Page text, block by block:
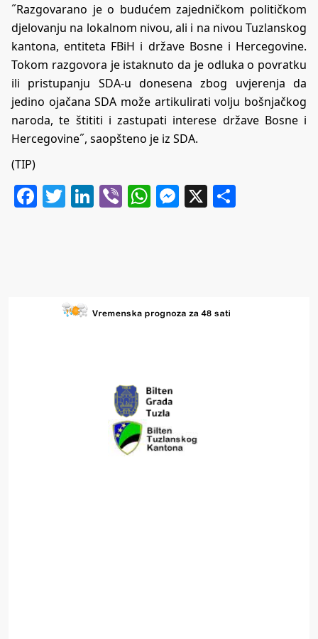
˝Razgovarano je o budućem zajedničkom političkom
djelovanju na lokalnom nivou, ali i na nivou Tuzlanskog
kantona, entiteta FBiH i države Bosne i Hercegovine.
Tokom razgovora je istaknuto da je odluka o povratku
ili pristupanju SDA-u donesena zbog uvjerenja da
jedino ojačana SDA može artikulirati volju bošnjačkog
naroda, te štititi i zastupati interese države Bosne i
Hercegovine˝, saopšteno je iz SDA.
(TIP)
Facebook
Twitter
LinkedIn
ViberWhatsApp
Messenger
X